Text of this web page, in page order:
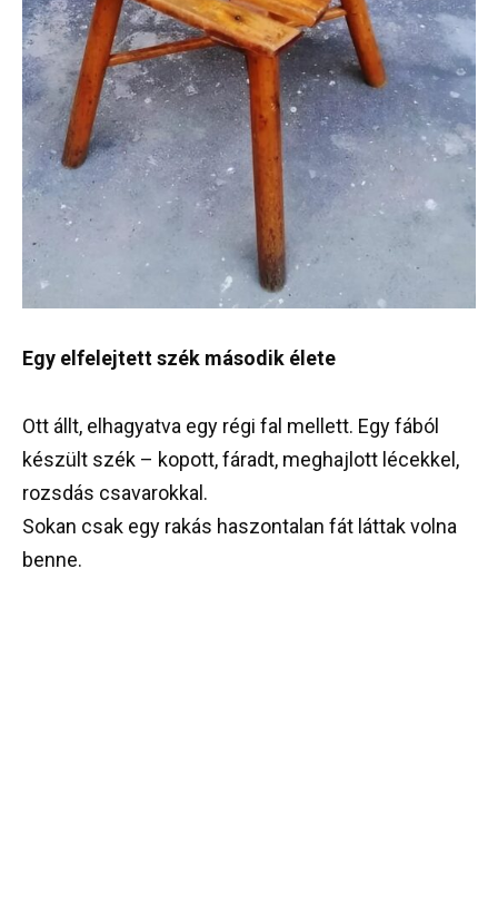
Egy elfelejtett szék második élete
Ott állt, elhagyatva egy régi fal mellett. Egy fából
készült szék – kopott, fáradt, meghajlott lécekkel,
rozsdás csavarokkal.
Sokan csak egy rakás haszontalan fát láttak volna
benne.